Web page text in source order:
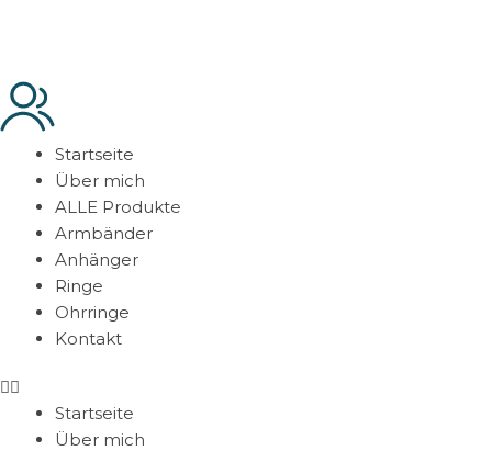
Startseite
Über mich
ALLE Produkte
Armbänder
Anhänger
Ringe
Ohrringe
Kontakt
Startseite
Über mich